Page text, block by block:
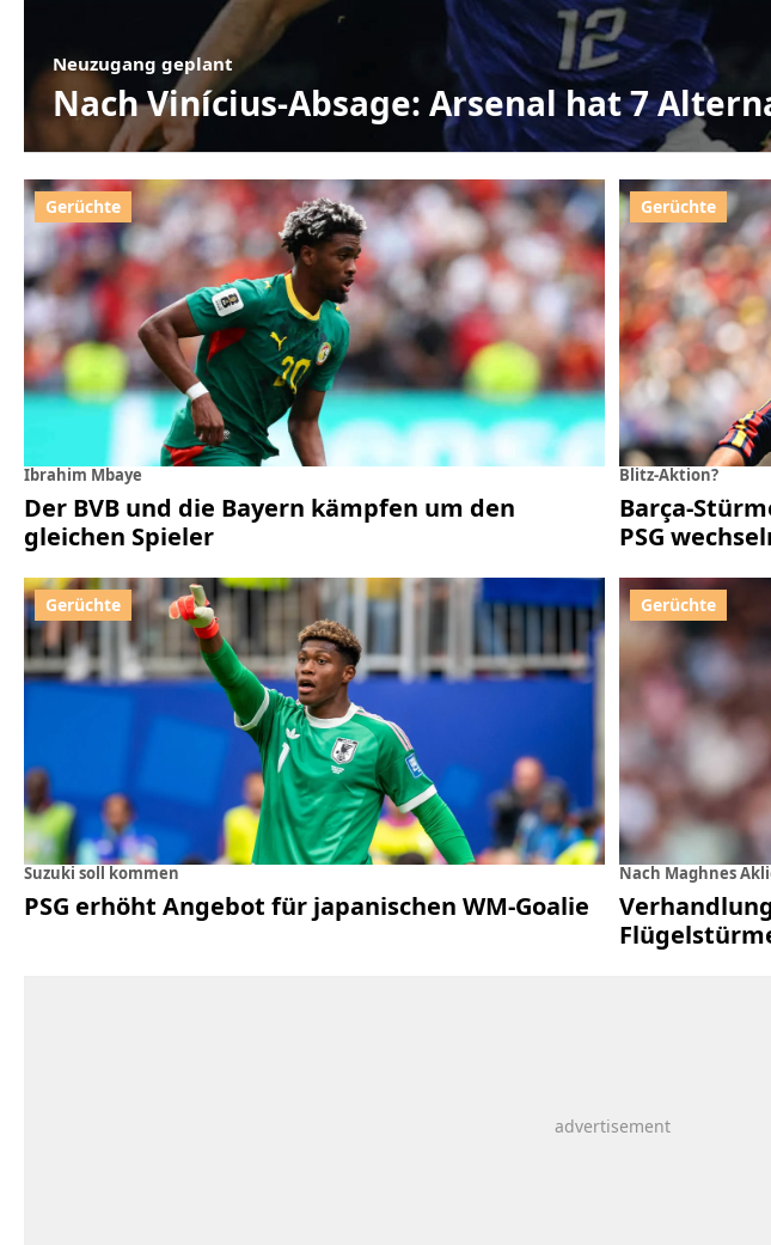
Neuzugang geplant
Nach Vinícius-Absage: Arsenal hat 7
Ibrahim Mbaye
Der BVB und die Bayern kämpfen um den
gleichen Spieler
Blitz-Aktion?
Barça-
PSG
Suzuki soll kommen
PSG erhöht Angebot für japanischen WM-Goalie
Nach Maghnes